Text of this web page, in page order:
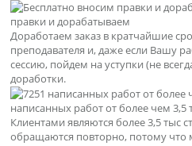
правки и дорабатываем
Доработаем заказ в кратчайшие
преподавателя и, даже если Вашу
сессию, пойдем на уступки (не
доработки.
написанных работ от более чем 3,5
Клиентами являются более 3,5 тыс
обращаются повторно, потому что